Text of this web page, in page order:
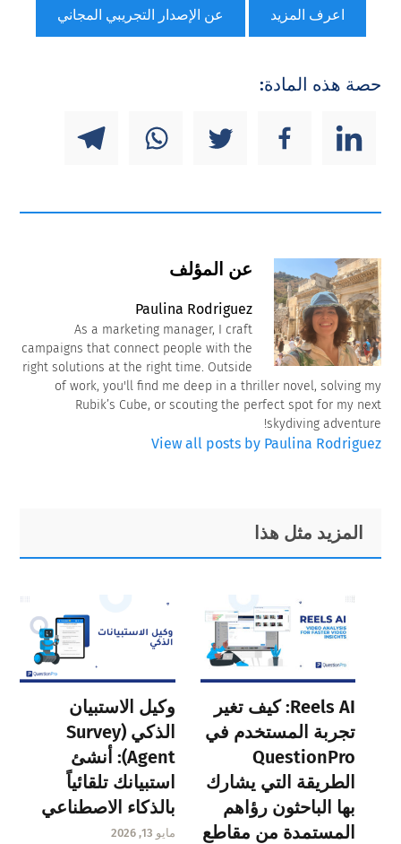
اعرف المزيد عن الإصدار التجريبي المجاني
حصة هذه المادة:
عن المؤلف
Paulina Rodriguez
As a marketing manager, I craft
campaigns that connect people with the
right solutions at the right time. Outside
of work, you'll find me deep in a thriller novel, solving my
Rubik’s Cube, or scouting the perfect spot for my next
skydiving adventure!
View all posts by Paulina Rodriguez
Primary
Sidebar
Footer
المزيد مثل هذا
Reels AI: كيف تغير
تجربة المستخدم في
QuestionPro
الطريقة التي يشارك
بها الباحثون رؤاهم
المستمدة من مقاطع
وكيل الاستبيان
الذكي (Survey
Agent): أنشئ
استبيانك تلقائياً
بالذكاء الاصطناعي
مايو 13, 2026